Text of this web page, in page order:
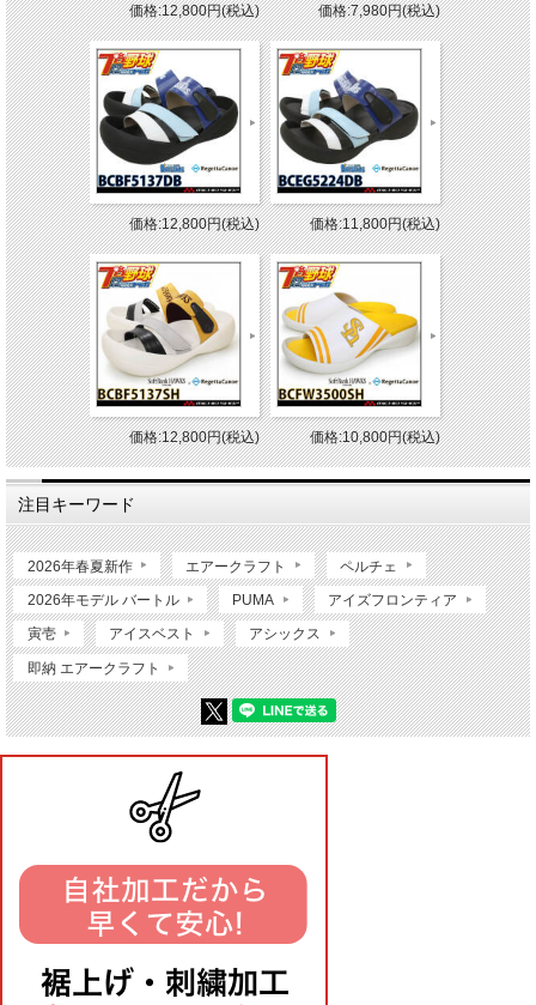
価格:12,800円(税込) 価格:7,980円(税込)
価格:12,800円(税込) 価格:11,800円(税込)
価格:12,800円(税込) 価格:10,800円(税込)
注目キーワード
2026年春夏新作 エアークラフト ペルチェ
2026年モデル バートル PUMA アイズフロンティア
寅壱 アイスベスト アシックス
即納 エアークラフト